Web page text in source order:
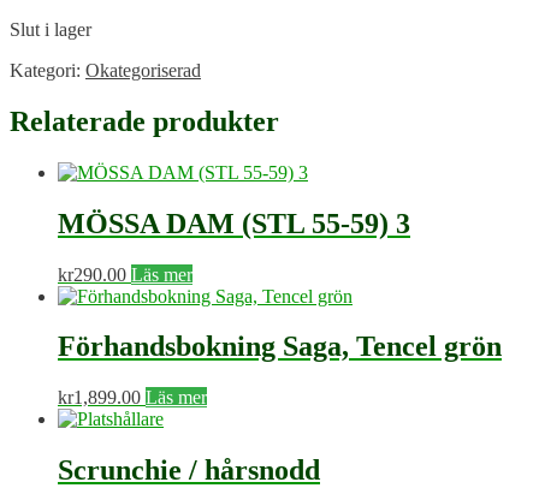
Slut i lager
Kategori: Okategoriserad
Relaterade produkter
MÖSSA DAM (STL 55-59) 3
kr290.00 Läs mer
Förhandsbokning Saga, Tencel grön
kr1,899.00 Läs mer
Scrunchie / hårsnodd